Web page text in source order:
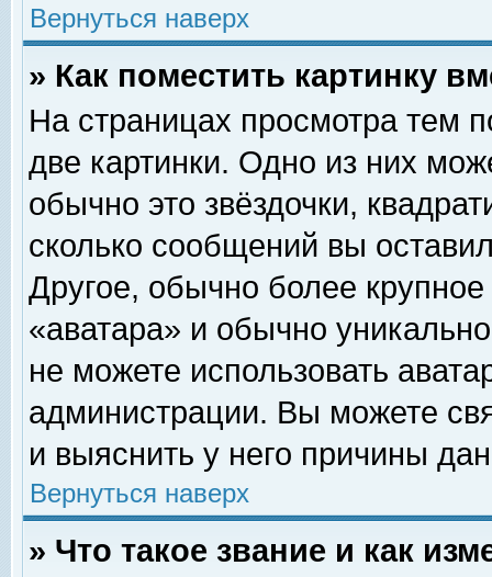
Вернуться наверх
» Как поместить картинку
На страницах просмотра тем
две картинки. Одно из них
обычно это звёздочки,
сколько сообщений вы
Другое, обычно более
«аватара» и обычно
не можете использовать
администрации. Вы можете
и выяснить у него причины
Вернуться наверх
» Что такое звание и как